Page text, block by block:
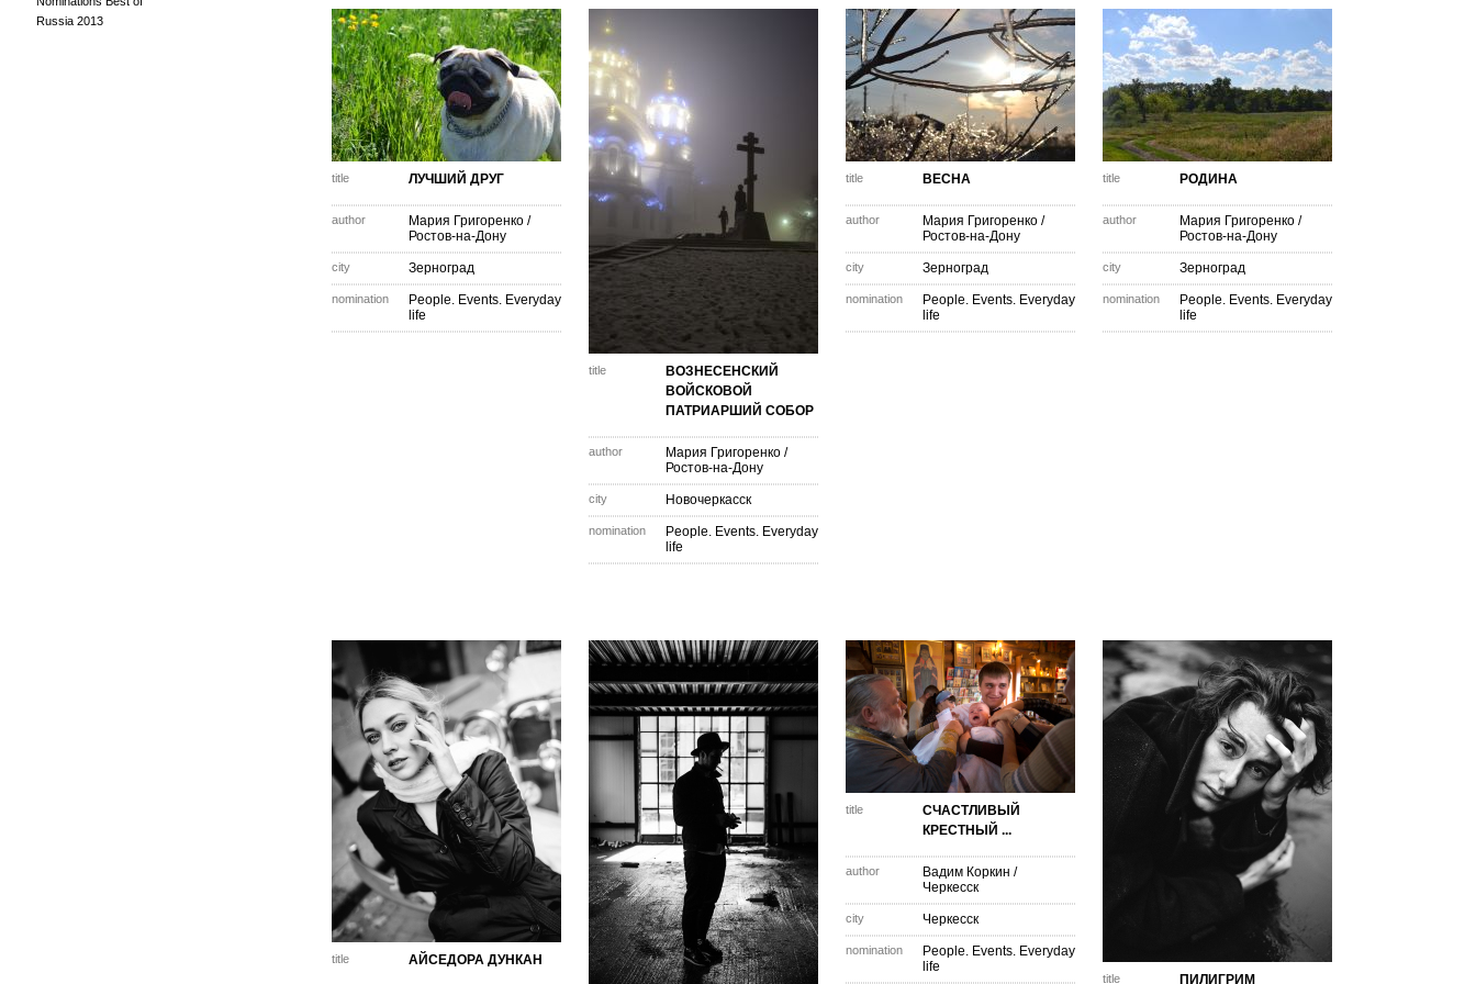
Russia 2013
title ЛУЧШИЙ ДРУГ
author Мария Григоренко /
Ростов-на-Дону
city Зерноград
nomination
People. Events. Everyday
life
title
ВОЗНЕСЕНСКИЙ
ВОЙСКОВОЙ
ПАТРИАРШИЙ СОБОР
author Мария Григоренко /
Ростов-на-Дону
city Новочеркасск
nomination
People. Events. Everyday
life
title ВЕСНА
author Мария Григоренко /
Ростов-на-Дону
city Зерноград
nomination
People. Events. Everyday
life
title РОДИНА
author Мария Григоренко /
Ростов-на-Дону
city Зерноград
nomination
People. Events. Everyday
life
title АЙСЕДОРА ДУНКАН
title
СЧАСТЛИВЫЙ
КРЕСТНЫЙ ...
author Вадим Коркин /
Черкесск
city Черкесск
nomination
People. Events. Everyday
life
title ПИЛИГРИМ